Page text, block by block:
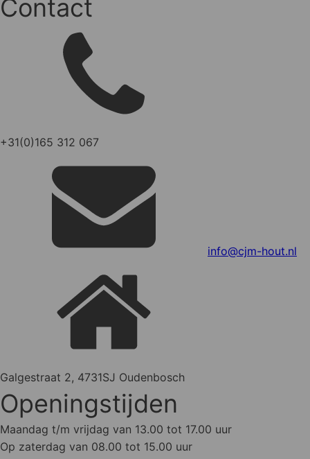
Contact
+31(0)165 312 067
info@cjm-hout.nl
Galgestraat 2, 4731SJ Oudenbosch
Openingstijden
Maandag t/m vrijdag van 13.00 tot 17.00 uur
Op zaterdag van 08.00 tot 15.00 uur